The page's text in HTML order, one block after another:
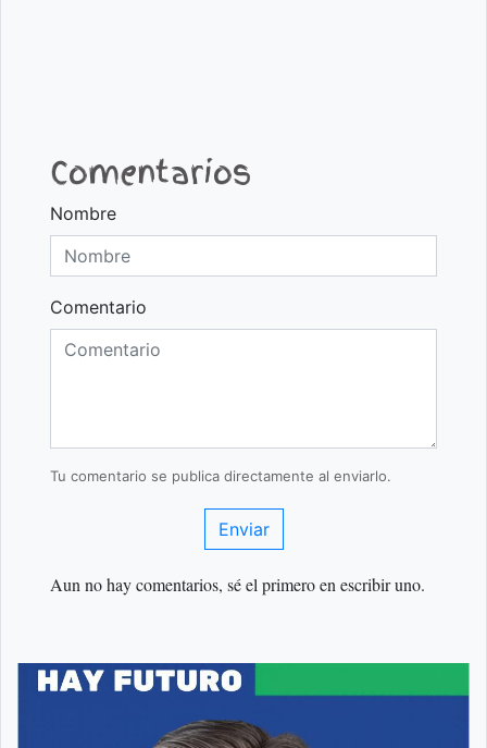
Comentarios
Nombre
Comentario
Tu comentario se publica directamente al enviarlo.
Enviar
Aun no hay comentarios, sé el primero en escribir uno.